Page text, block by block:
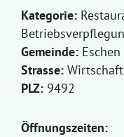
Kategorie:
Gemeinde: Eschen
Strasse:
PLZ: 9492
Öffnungszeiten: